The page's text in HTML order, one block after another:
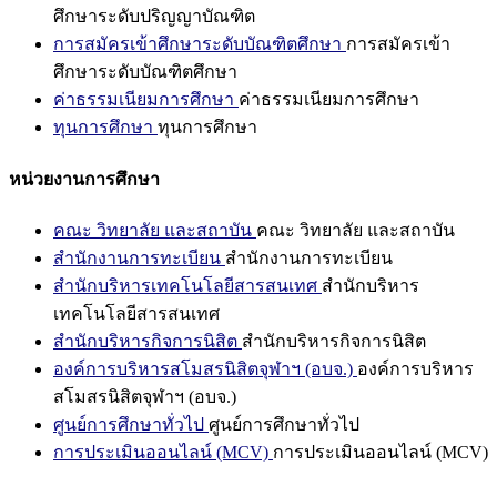
ศึกษาระดับปริญญาบัณฑิต
การสมัครเข้าศึกษาระดับบัณฑิตศึกษา การสมัครเข้า
ศึกษาระดับบัณฑิตศึกษา
ค่าธรรมเนียมการศึกษา ค่าธรรมเนียมการศึกษา
ทุนการศึกษา ทุนการศึกษา
หน่วยงานการศึกษา
คณะ วิทยาลัย และสถาบัน คณะ วิทยาลัย และสถาบัน
สำนักงานการทะเบียน สำนักงานการทะเบียน
สำนักบริหารเทคโนโลยีสารสนเทศ สำนักบริหาร
เทคโนโลยีสารสนเทศ
สำนักบริหารกิจการนิสิต สำนักบริหารกิจการนิสิต
องค์การบริหารสโมสรนิสิตจุฬาฯ (อบจ.) องค์การบริหาร
สโมสรนิสิตจุฬาฯ (อบจ.)
ศูนย์การศึกษาทั่วไป ศูนย์การศึกษาทั่วไป
การประเมินออนไลน์ (MCV) การประเมินออนไลน์ (MCV)